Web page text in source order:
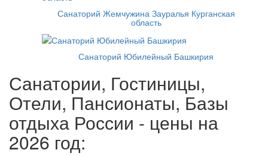
Санаторий Жемчужина Зауралья Курганская
область
Санаторий Юбилейный Башкирия
Санатории, Гостиницы,
Отели, Пансионаты, Базы
отдыха России - цены на
2026 год: